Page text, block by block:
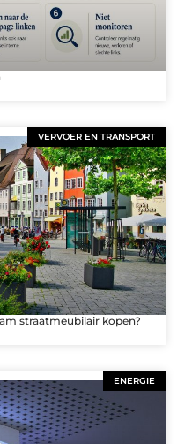
VERVOER EN TRANSPORT
straatmeubilair kopen?
ENERGIE